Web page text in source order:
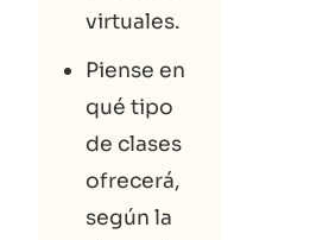
virtuales.
Piense en
qué tipo
de clases
ofrecerá,
según la